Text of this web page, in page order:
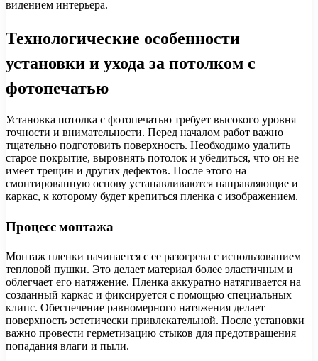
видением интерьера.
Технологические особенности
установки и ухода за потолком с
фотопечатью
Установка потолка с фотопечатью требует высокого уровня
точности и внимательности. Перед началом работ важно
тщательно подготовить поверхность. Необходимо удалить
старое покрытие, выровнять потолок и убедиться, что он не
имеет трещин и других дефектов. После этого на
смонтированную основу устанавливаются направляющие и
каркас, к которому будет крепиться пленка с изображением.
Процесс монтажа
Монтаж пленки начинается с ее разогрева с использованием
тепловой пушки. Это делает материал более эластичным и
облегчает его натяжение. Пленка аккуратно натягивается на
созданный каркас и фиксируется с помощью специальных
клипс. Обеспечение равномерного натяжения делает
поверхность эстетически привлекательной. После установки
важно провести герметизацию стыков для предотвращения
попадания влаги и пыли.